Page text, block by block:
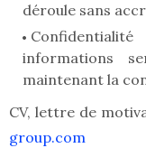
déroule sans
informations
maintenant la
CV, lettre de
group.com